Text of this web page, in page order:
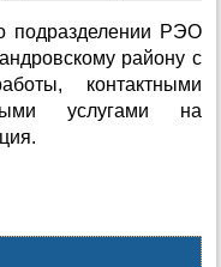
подразделении РЭО
району с
контактными
услугами на